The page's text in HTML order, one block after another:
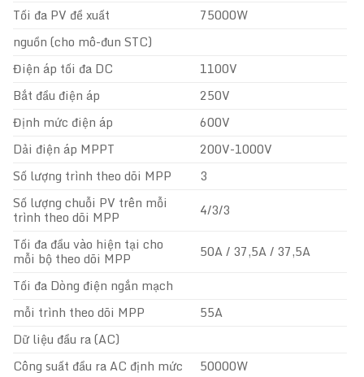
Tối đa PV đề xuất
75000W
nguồn (cho mô-đun STC)
Điện áp tối đa DC
1100V
Bắt đầu điện áp
250V
Định mức điện áp
600V
Dải điện áp MPPT
200V-1000V
Số lượng trình theo dõi MPP
3
Số lượng chuỗi PV trên mỗi
trình theo dõi MPP
4/3/3
Tối đa đầu vào hiện tại cho
mỗi bộ theo dõi MPP
50A / 37,5A / 37,5A
Tối đa Dòng điện ngắn mạch
mỗi trình theo dõi MPP
55A
Dữ liệu đầu ra (AC)
Công suất đầu ra AC định mức
50000W